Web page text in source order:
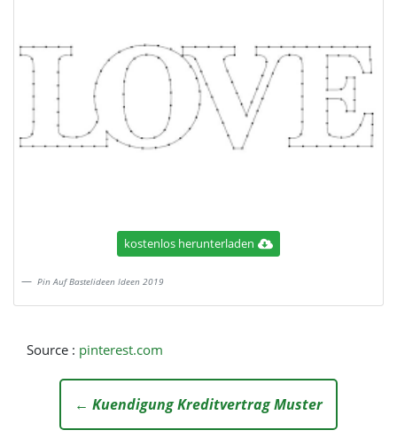
kostenlos herunterladen
Pin Auf Bastelideen Ideen 2019
Source : pinterest.com
← Kuendigung Kreditvertrag Muster